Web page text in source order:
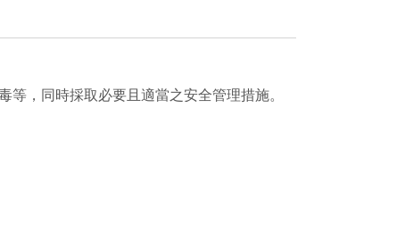
，同時採取必要且適當之安全管理措施。